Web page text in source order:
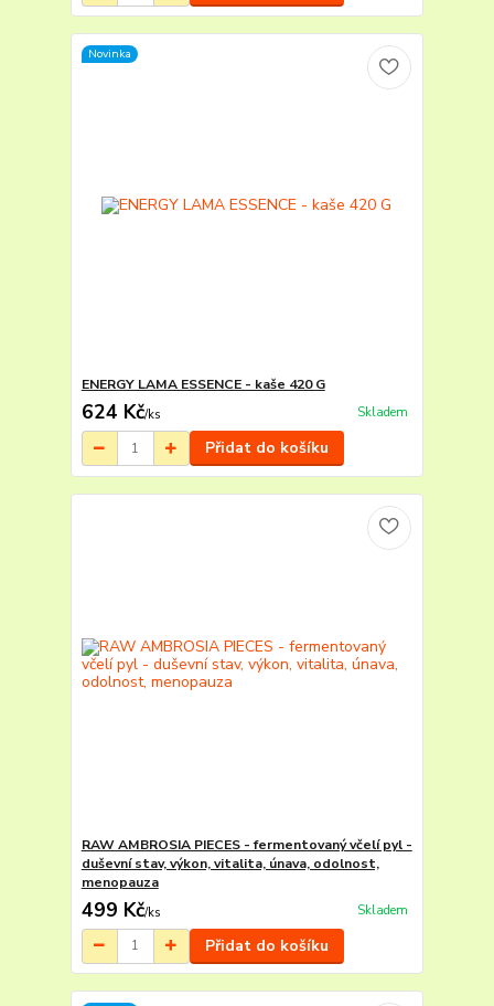
Novinka
ENERGY LAMA ESSENCE - kaše 420 G
624 Kč/ks Skladem
Přidat do košíku
RAW AMBROSIA PIECES - fermentovaný včelí pyl -
duševní stav, výkon, vitalita, únava, odolnost,
menopauza
499 Kč/ks Skladem
Přidat do košíku